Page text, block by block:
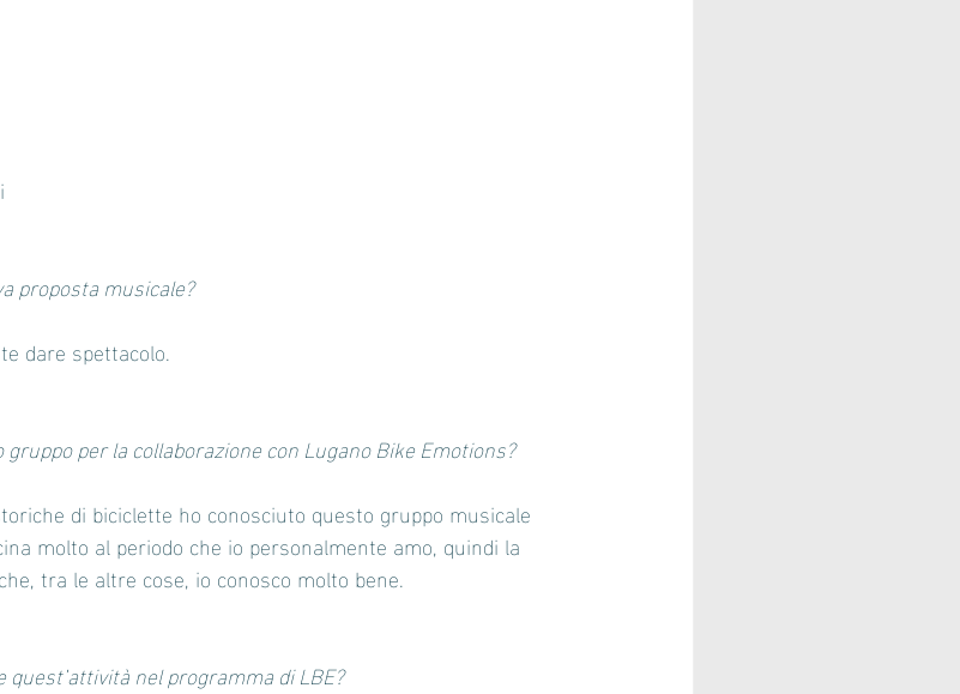
proposta musicale?
dare spettacolo.
per la collaborazione con Lugano Bike Emotions?
di biciclette ho conosciuto questo gruppo musicale
molto al periodo che io personalmente amo, quindi la
tra le altre cose, io conosco molto bene.
quest’attività nel programma di LBE?